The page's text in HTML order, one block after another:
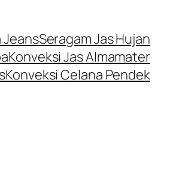
JeansSeragam Jas Hujan
Konveksi Jas Almamater
Konveksi Celana Pendek